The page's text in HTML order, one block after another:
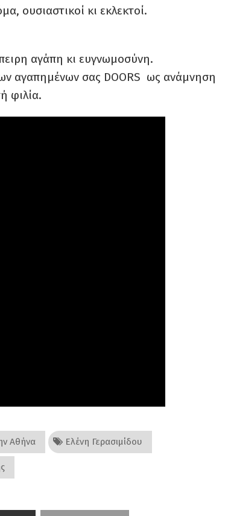
ουσιαστικοί κι εκλεκτοί.
αγάπη κι ευγνωμοσύνη.
αγαπημένων σας DOORS ως ανάμνηση
φιλία.
Αθήνα Ελένη Γερασιμίδου